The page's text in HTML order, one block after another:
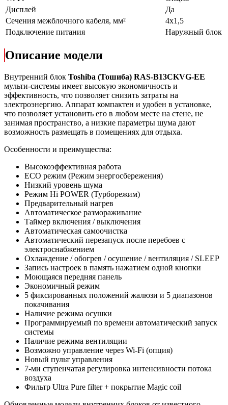
Дисплей
Да
Сечения межблочного кабеля, мм²
4х1,5
Подключение питания
Наружный блок
Описание модели
Внутренний блок Toshiba (Тошиба) RAS-B13CKVG-EE
мульти-системы имеет высокую экономичность и
эффективность, что позволяет снизить затраты на
электроэнергию. Аппарат компактен и удобен в установке,
что позволяет установить его в любом месте на стене, не
занимая пространство, а низкие параметры шума дают
возможность размещать в помещениях для отдыха.
Особенности и преимущества:
Высокоэффективная работа
ECO режим (Режим энергосбережения)
Низкий уровень шума
Режим Hi POWER (Турборежим)
Предварительный нагрев
Автоматическое размораживание
Таймер включения / выключения
Автоматическая самоочистка
Автоматический перезапуск после перебоев с
электроснабжением
Охлаждение / обогрев / осушение / вентиляция / SLEEP
Запись настроек в память нажатием одной кнопки
Моющаяся передняя панель
Экономичный режим
5 фиксированных положений жалюзи и 5 диапазонов
покачивания
Наличие режима осушки
Программируемый по времени автоматический запуск
системы
Наличие режима вентиляции
Возможно управление через Wi-Fi (опция)
Новый пульт управления
7-ми ступенчатая регулировка интенсивности потока
воздуха
Фильтр Ultra Pure filter + покрытие Magic coil